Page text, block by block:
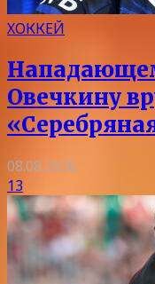
ХОККЕЙ
Овечкину
08.08.2026
13